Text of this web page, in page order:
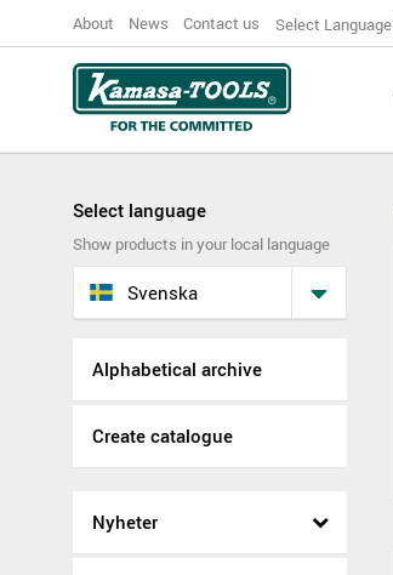
About News Contact us Select Language
Select language
Show products in your local language
Svenska
Alphabetical archive
Create catalogue
Nyheter